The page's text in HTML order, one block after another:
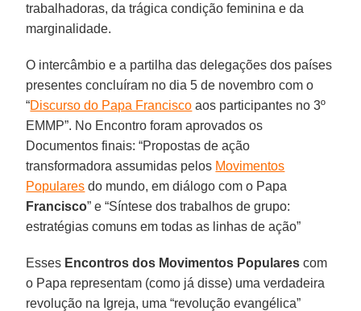
trabalhadoras, da trágica condição feminina e da
marginalidade.
O intercâmbio e a partilha das delegações dos países
presentes concluíram no dia 5 de novembro com o
“Discurso do Papa Francisco aos participantes no 3º
EMMP”. No Encontro foram aprovados os
Documentos finais: “Propostas de ação
transformadora assumidas pelos Movimentos
Populares do mundo, em diálogo com o Papa
Francisco” e “Síntese dos trabalhos de grupo:
estratégias comuns em todas as linhas de ação”
Esses Encontros dos Movimentos Populares com
o Papa representam (como já disse) uma verdadeira
revolução na Igreja, uma “revolução evangélica”